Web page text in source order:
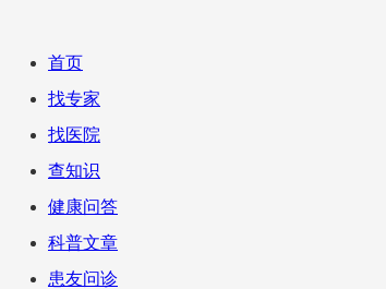
首页
找专家
找医院
查知识
健康问答
科普文章
患友问诊